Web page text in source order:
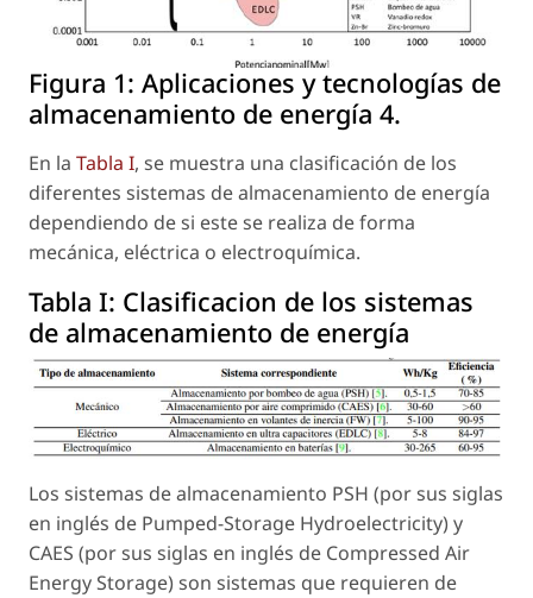
Figura 1: Aplicaciones y tecnologías de
almacenamiento de energía 4.
En la Tabla I, se muestra una clasificación de los
diferentes sistemas de almacenamiento de energía
dependiendo de si este se realiza de forma
mecánica, eléctrica o electroquímica.
Tabla I: Clasificacion de los sistemas
de almacenamiento de energía
Los sistemas de almacenamiento PSH (por sus siglas
en inglés de Pumped-Storage Hydroelectricity) y
CAES (por sus siglas en inglés de Compressed Air
Energy Storage) son sistemas que requieren de